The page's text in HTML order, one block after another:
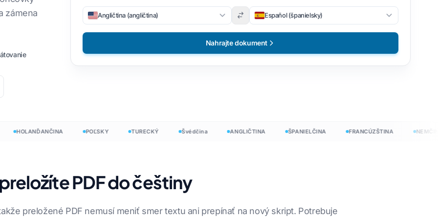
DOCX na TXT
EPUB do PDF
Začnite zadarmo
Filipínsky
Bulharčina
Všetkých 120+ jazykov →
Začnite zadarmo
zámena
Angličtina (angličtina) Español (španielsky)
Nahrajte dokument
HOLANĎANČINA POĽSKY TURECKÝ Švédčina ANGLIČTINA ŠPANIELČINA FRANCÚZŠTINA NEMČINA
PDF do češtiny
preložené PDF nemusí meniť smer textu ani prepínať na nový skript. Potrebuje